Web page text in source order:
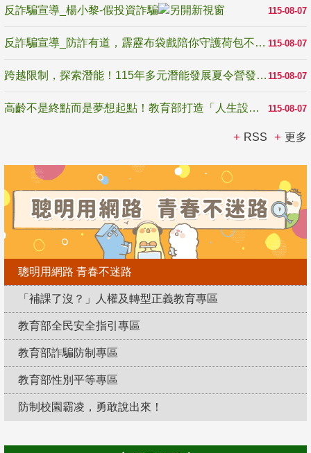
115-08-07
反詐騙宣導_楊小黎-假投資詐騙
115-08-07
反詐騙宣導_防詐有道，霹靂布袋戲陪你守護荷包不受騙
115-08-07
跨越限制，探索潛能！115年多元潛能發展夏令營發掘生命無限可能
115-08-07
高齡不是終點而是夢想起點！教育部打造「人生設計夢工場」 參展第3屆高齡健康產業博覽會
RSS 更多
聰明用網路 青春不迷路
「補課了沒？」人權及轉型正義教育專區
教育部全民安全指引專區
教育部詐騙防制專區
教育部性別平等專區
防制校園霸凌，勇敢說出來！